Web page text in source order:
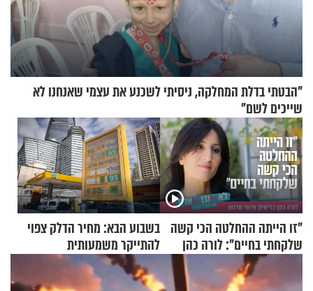
"הבטתי בדלת המחלקה, ניסיתי לשכנע את עצמי שאנחנו לא
שייכים לשם"
"זו הייתה ההחלטה הכי קשה
שלקחתי בחיים": לורה כהן
בריאיון אישי מרגש
בשבוע הבא: מחיר הדלק צפוי
להתייקר משמעותית